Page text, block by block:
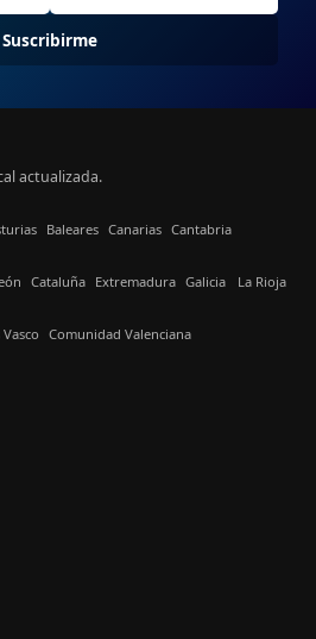
Suscribirme
actualizada.
Baleares Canarias Cantabria
Cataluña Extremadura Galicia La Rioja
Vasco Comunidad Valenciana